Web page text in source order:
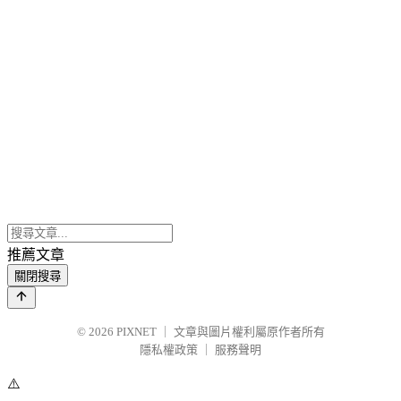
推薦文章
關閉搜尋
© 2026 PIXNET
文章與圖片權利屬原作者所有
隱私權政策
服務聲明
⚠️